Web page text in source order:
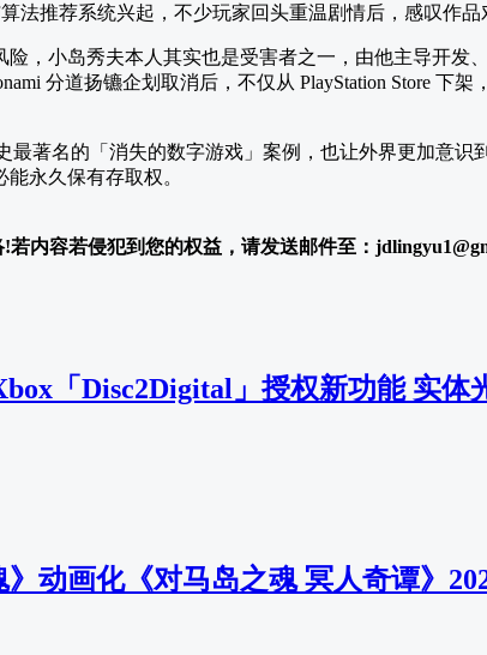
法推荐系统兴起，不少玩家回头重温剧情后，感叹作品
险，小岛秀夫本人其实也是受害者之一，由他主导开发
分道扬镳企划取消后，不仅从 PlayStation Store 下
最著名的「消失的数字游戏」案例，也让外界更加意
永久保有存取权。
若内容若侵犯到您的权益，请发送邮件至：
「Disc2Digital」授权新功能 实体
》动画化《对马岛之魂 冥人奇谭》